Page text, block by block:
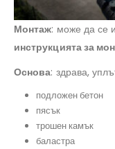
Монтаж: може да се
инструкцията за
Основа: здрава,
подложен бетон
пясък
трошен камък
баластра